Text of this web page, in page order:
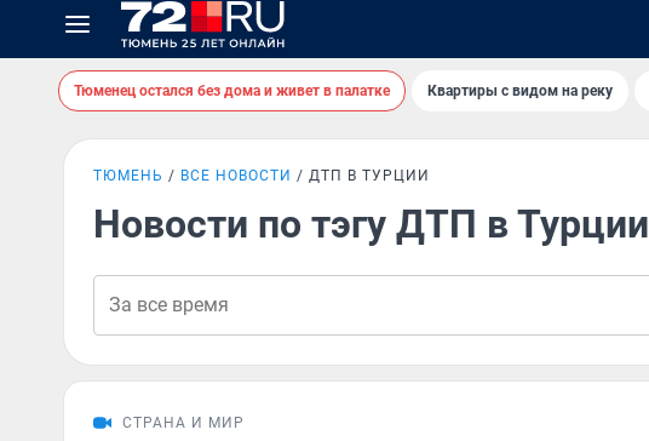
Тюменец остался без дома и живет в палатке Квартиры с видом на реку
ТЮМЕНЬ ВСЕ НОВОСТИ ДТП В ТУРЦИИ
Новости по тэгу ДТП в Турции
СТРАНА И МИР